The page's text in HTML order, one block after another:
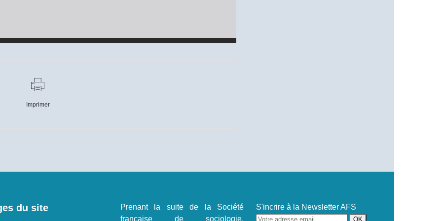
Imprimer
du site
Prenant la suite de la Société
française de sociologie,
S'incrire à la Newsletter AFS